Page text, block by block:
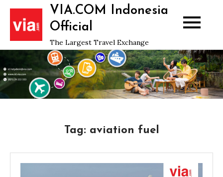
Skip
content
VIA.COM Indonesia
Official
The Largest Travel Exchange
Tag: aviation fuel